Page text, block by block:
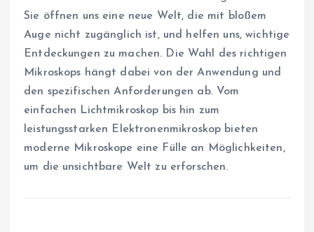
Sie öffnen uns eine neue Welt, die mit bloßem
Auge nicht zugänglich ist, und helfen uns, wichtige
Entdeckungen zu machen. Die Wahl des richtigen
Mikroskops hängt dabei von der Anwendung und
den spezifischen Anforderungen ab. Vom
einfachen Lichtmikroskop bis hin zum
leistungsstarken Elektronenmikroskop bieten
moderne Mikroskope eine Fülle an Möglichkeiten,
um die unsichtbare Welt zu erforschen.